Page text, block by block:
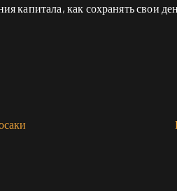
капитала, как сохранять свои